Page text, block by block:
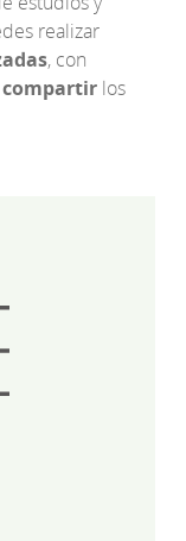
realizar
, con
los